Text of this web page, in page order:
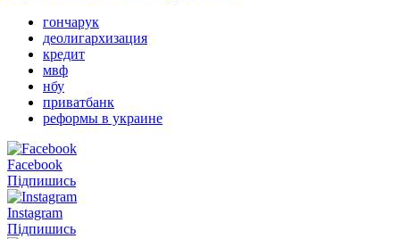
гончарук
деолигархизация
кредит
мвф
нбу
приватбанк
реформы в украине
Facebook
Підпишись
Instagram
Підпишись